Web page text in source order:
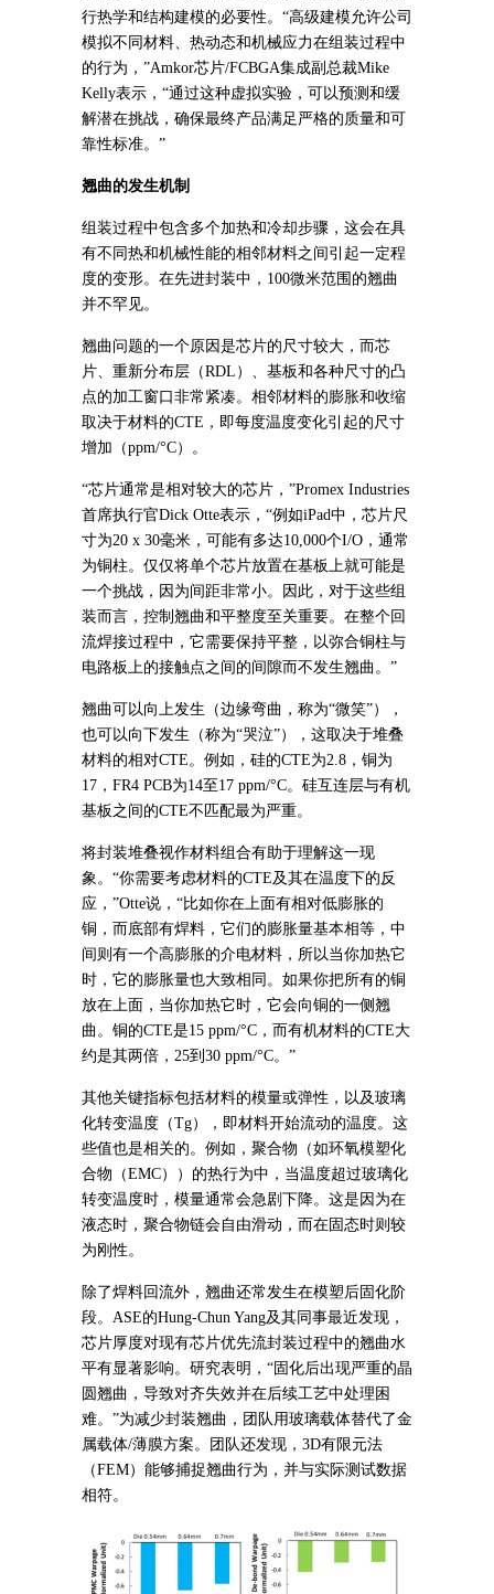
行热学和结构建模的必要性。“高级建模允许公司
模拟不同材料、热动态和机械应力在组装过程中
的行为，”Amkor芯片/FCBGA集成副总裁Mike
Kelly表示，“通过这种虚拟实验，可以预测和缓
解潜在挑战，确保最终产品满足严格的质量和可
靠性标准。”
翘曲的发生机制
组装过程中包含多个加热和冷却步骤，这会在具
有不同热和机械性能的相邻材料之间引起一定程
度的变形。在先进封装中，100微米范围的翘曲
并不罕见。
翘曲问题的一个原因是芯片的尺寸较大，而芯
片、重新分布层（RDL）、基板和各种尺寸的凸
点的加工窗口非常紧凑。相邻材料的膨胀和收缩
取决于材料的CTE，即每度温度变化引起的尺寸
增加（ppm/°C）。
“芯片通常是相对较大的芯片，”Promex Industries
首席执行官Dick Otte表示，“例如iPad中，芯片尺
寸为20 x 30毫米，可能有多达10,000个I/O，通常
为铜柱。仅仅将单个芯片放置在基板上就可能是
一个挑战，因为间距非常小。因此，对于这些组
装而言，控制翘曲和平整度至关重要。在整个回
流焊接过程中，它需要保持平整，以弥合铜柱与
电路板上的接触点之间的间隙而不发生翘曲。”
翘曲可以向上发生（边缘弯曲，称为“微笑”），
也可以向下发生（称为“哭泣”），这取决于堆叠
材料的相对CTE。例如，硅的CTE为2.8，铜为
17，FR4 PCB为14至17 ppm/°C。硅互连层与有机
基板之间的CTE不匹配最为严重。
将封装堆叠视作材料组合有助于理解这一现
象。“你需要考虑材料的CTE及其在温度下的反
应，”Otte说，“比如你在上面有相对低膨胀的
铜，而底部有焊料，它们的膨胀量基本相等，中
间则有一个高膨胀的介电材料，所以当你加热它
时，它的膨胀量也大致相同。如果你把所有的铜
放在上面，当你加热它时，它会向铜的一侧翘
曲。铜的CTE是15 ppm/°C，而有机材料的CTE大
约是其两倍，25到30 ppm/°C。”
其他关键指标包括材料的模量或弹性，以及玻璃
化转变温度（Tg），即材料开始流动的温度。这
些值也是相关的。例如，聚合物（如环氧模塑化
合物（EMC））的热行为中，当温度超过玻璃化
转变温度时，模量通常会急剧下降。这是因为在
液态时，聚合物链会自由滑动，而在固态时则较
为刚性。
除了焊料回流外，翘曲还常发生在模塑后固化阶
段。ASE的Hung-Chun Yang及其同事最近发现，
芯片厚度对现有芯片优先流封装过程中的翘曲水
平有显著影响。研究表明，“固化后出现严重的晶
圆翘曲，导致对齐失效并在后续工艺中处理困
难。”为减少封装翘曲，团队用玻璃载体替代了金
属载体/薄膜方案。团队还发现，3D有限元法
（FEM）能够捕捉翘曲行为，并与实际测试数据
相符。